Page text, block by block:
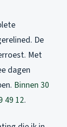
De
Met
dagen
Binnen 30
49 12.